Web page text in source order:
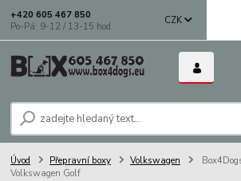
CZK
+420 605 467 850
Po-Pá: 9-12 / 13-15 hod.
Úvod Přepravní boxy Volkswagen
Volkswagen Golf